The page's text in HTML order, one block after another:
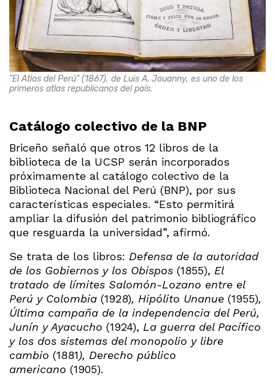
"El Atlas del Perú" (1867), de Luis A. Jouanny, es uno de los
primeros atlas republicanos del país.
Catálogo colectivo de la BNP
Briceño señaló que otros 12 libros de la
biblioteca de la UCSP serán incorporados
próximamente al catálogo colectivo de la
Biblioteca Nacional del Perú (BNP), por sus
características especiales. “Esto permitirá
ampliar la difusión del patrimonio bibliográfico
que resguarda la universidad”, afirmó.
Se trata de los libros: Defensa de la autoridad
de los Gobiernos y los Obispos (1855), El
tratado de límites Salomón-Lozano entre el
Perú y Colombia (1928), Hipólito Unanue (1955),
Última campaña de la independencia del Perú,
Junín y Ayacucho (1924), La guerra del Pacífico
y los dos sistemas del monopolio y libre
cambio (1881), Derecho público
americano (1905).